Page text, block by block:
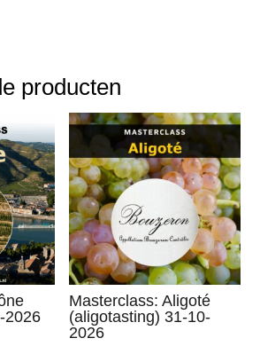
producten
2026
Masterclass: Aligoté
(aligotasting) 31-10-
2026